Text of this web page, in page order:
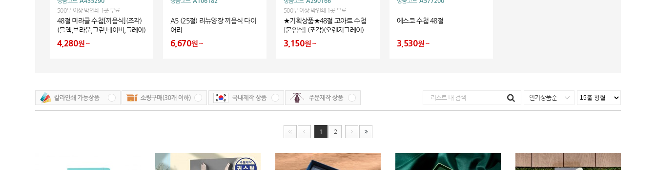
500부 이상 박인쇄 1곳 무료
48절 미라클 수첩[끼움식](조각)
(블랙,브라운,그린,네이비,그레이)
4,280원
A5 (25절) 리뉴양장 끼움식 다이
어리
6,670원
500부 이상 박인쇄 1곳 무료
★기획상품★48절 고아트 수첩
[붙임식] (조각)(오렌지그레이)
3,150원
에스코 수첩 48절
3,530원
인기상품순
1 2